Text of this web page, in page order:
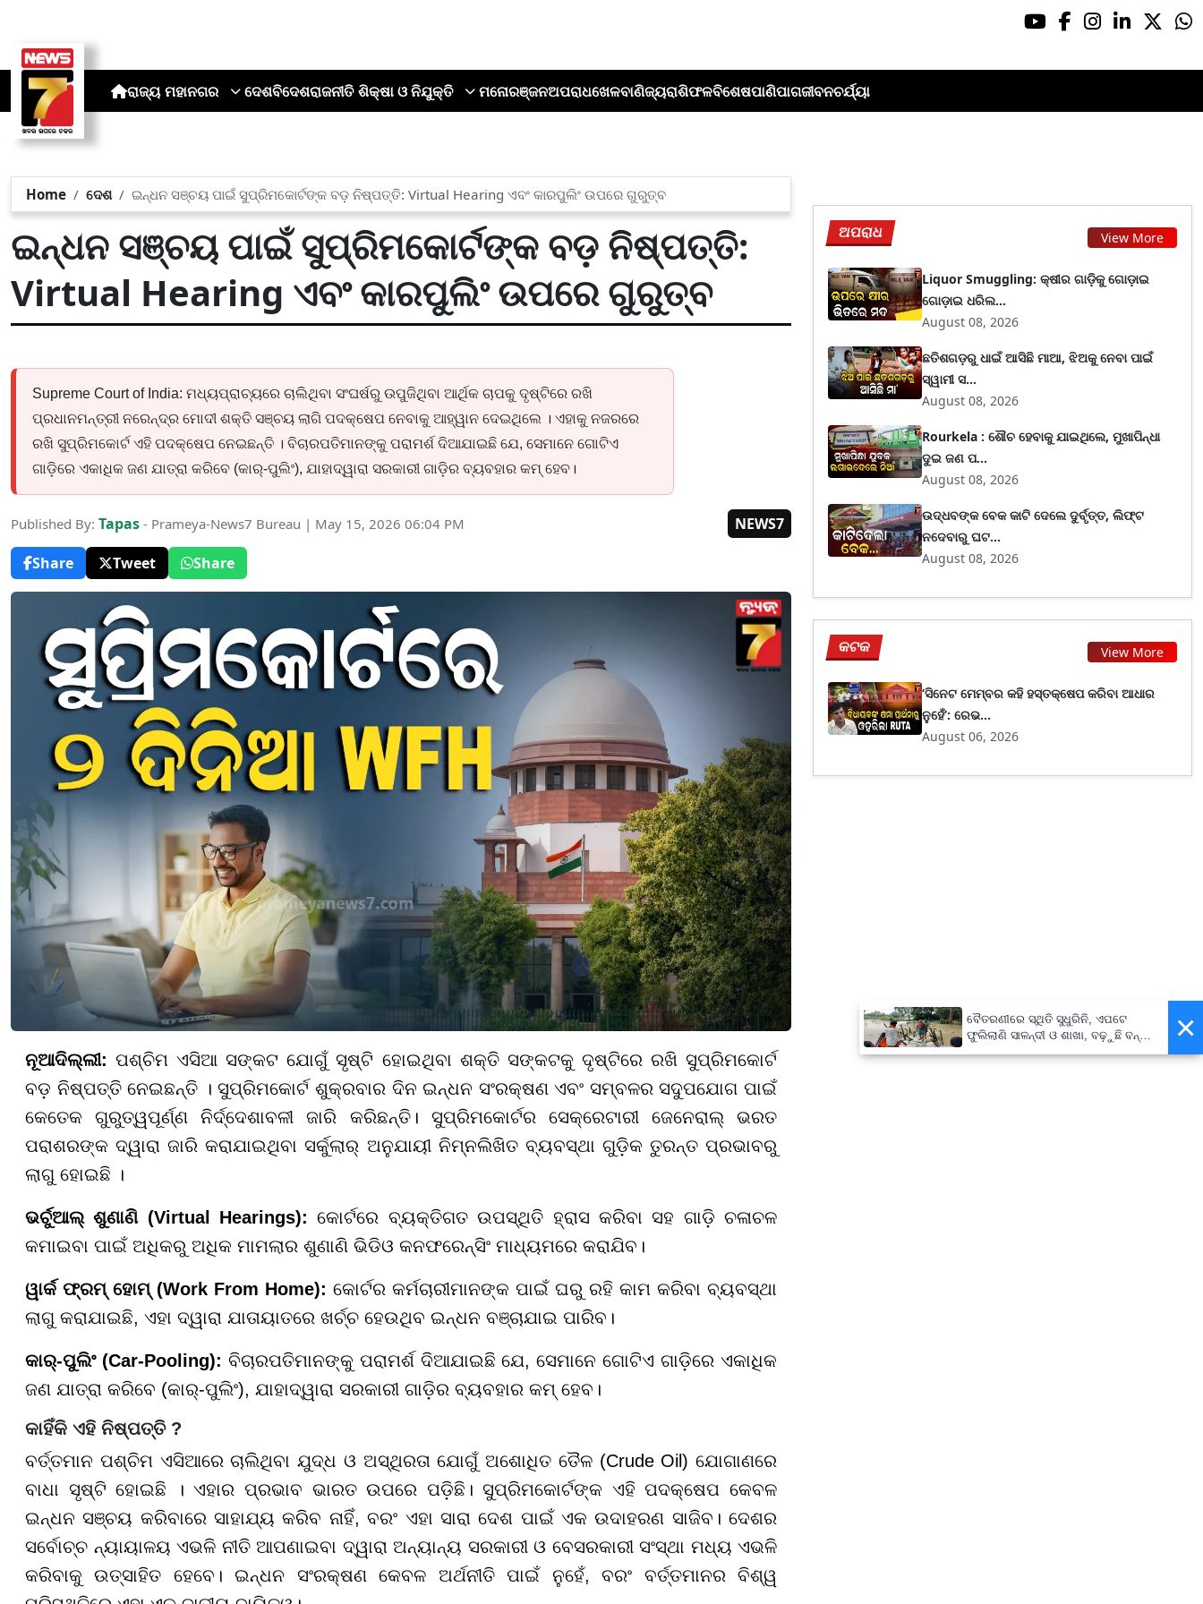
ରାଜ୍ୟ ମହାନଗର ଦେଶବିଦେଶରାଜନୀତି ଶିକ୍ଷା ଓ ନିଯୁକ୍ତି ମନୋରଞ୍ଜନଅପରାଧଖେଳବାଣିଜ୍ୟରାଶିଫଳବିଶେଷପାଣିପାଗଜୀବନଚର୍ଯ୍ୟା
Home ଦେଶ ଇନ୍ଧନ ସଞ୍ଚୟ ପାଇଁ ସୁପ୍ରିମକୋର୍ଟଙ୍କ ବଡ଼ ନିଷ୍ପତ୍ତି: Virtual Hearing ଏବଂ କାରପୁଲିଂ ଉପରେ ଗୁରୁତ୍ବ
ଇନ୍ଧନ ସଞ୍ଚୟ ପାଇଁ ସୁପ୍ରିମକୋର୍ଟଙ୍କ ବଡ଼ ନିଷ୍ପତ୍ତି:
Virtual Hearing ଏବଂ କାରପୁଲିଂ ଉପରେ ଗୁରୁତ୍ବ
Supreme Court of India: ମଧ୍ୟପ୍ରାଚ୍ୟରେ ଚାଲିଥିବା ସଂଘର୍ଷରୁ ଉପୁଜିଥିବା ଆର୍ଥିକ ଚାପକୁ ଦୃଷ୍ଟିରେ ରଖି
ପ୍ରଧାନମନ୍ତ୍ରୀ ନରେନ୍ଦ୍ର ମୋଦୀ ଶକ୍ତି ସଞ୍ଚୟ ଲାଗି ପଦକ୍ଷେପ ନେବାକୁ ଆହ୍ୱାନ ଦେଇଥିଲେ । ଏହାକୁ ନଜରରେ
ରଖି ସୁପ୍ରିମକୋର୍ଟ ଏହି ପଦକ୍ଷେପ ନେଇଛନ୍ତି । ବିଚାରପତିମାନଙ୍କୁ ପରାମର୍ଶ ଦିଆଯାଇଛି ଯେ, ସେମାନେ ଗୋଟିଏ
ଗାଡ଼ିରେ ଏକାଧିକ ଜଣ ଯାତ୍ରା କରିବେ (କାର୍-ପୁଲିଂ), ଯାହାଦ୍ୱାରା ସରକାରୀ ଗାଡ଼ିର ବ୍ୟବହାର କମ୍ ହେବ।
Published By: Tapas - Prameya-News7 Bureau | May 15, 2026 06:04 PM
NEWS7
Share
Tweet Share
ନୂଆଦିଲ୍ଲୀ:ପଶ୍ଚିମ ଏସିଆ ସଙ୍କଟ ଯୋଗୁଁ ସୃଷ୍ଟି ହୋଇଥିବା ଶକ୍ତି ସଙ୍କଟକୁ ଦୃଷ୍ଟିରେ ରଖି ସୁପ୍ରିମକୋର୍ଟ
ବଡ଼ ନିଷ୍ପତ୍ତି ନେଇଛନ୍ତି । ସୁପ୍ରିମକୋର୍ଟ ଶୁକ୍ରବାର ଦିନ ଇନ୍ଧନ ସଂରକ୍ଷଣ ଏବଂ ସମ୍ବଳର ସଦୁପଯୋଗ ପାଇଁ
କେତେକ ଗୁରୁତ୍ୱପୂର୍ଣ୍ଣ ନିର୍ଦ୍ଦେଶାବଳୀ ଜାରି କରିଛନ୍ତି। ସୁପ୍ରିମକୋର୍ଟର ସେକ୍ରେଟାରୀ ଜେନେରାଲ୍ ଭରତ
ପରାଶରଙ୍କ ଦ୍ୱାରା ଜାରି କରାଯାଇଥିବା ସର୍କୁଲାର୍ ଅନୁଯାୟୀ ନିମ୍ନଲିଖିତ ବ୍ୟବସ୍ଥା ଗୁଡ଼ିକ ତୁରନ୍ତ ପ୍ରଭାବରୁ
ଲାଗୁ ହୋଇଛି ।
ଭର୍ଚୁଆଲ୍ ଶୁଣାଣି (Virtual Hearings):କୋର୍ଟରେ ବ୍ୟକ୍ତିଗତ ଉପସ୍ଥିତି ହ୍ରାସ କରିବା ସହ ଗାଡ଼ି ଚଳାଚଳ
କମାଇବା ପାଇଁ ଅଧିକରୁ ଅଧିକ ମାମଲାର ଶୁଣାଣି ଭିଡିଓ କନଫରେନ୍ସିଂ ମାଧ୍ୟମରେ କରାଯିବ।
ୱାର୍କ ଫ୍ରମ୍ ହୋମ୍ (Work From Home): କୋର୍ଟର କର୍ମଚାରୀମାନଙ୍କ ପାଇଁ ଘରୁ ରହି କାମ କରିବା ବ୍ୟବସ୍ଥା
ଲାଗୁ କରାଯାଇଛି, ଏହା ଦ୍ୱାରା ଯାତାୟାତରେ ଖର୍ଚ୍ଚ ହେଉଥିବ ଇନ୍ଧନ ବଞ୍ଚାଯାଇ ପାରିବ।
କାର୍-ପୁଲିଂ (Car-Pooling): ବିଚାରପତିମାନଙ୍କୁ ପରାମର୍ଶ ଦିଆଯାଇଛି ଯେ, ସେମାନେ ଗୋଟିଏ ଗାଡ଼ିରେ ଏକାଧିକ
ଜଣ ଯାତ୍ରା କରିବେ (କାର୍-ପୁଲିଂ), ଯାହାଦ୍ୱାରା ସରକାରୀ ଗାଡ଼ିର ବ୍ୟବହାର କମ୍ ହେବ।
କାହିଁକି ଏହି ନିଷ୍ପତ୍ତି ?
ବର୍ତ୍ତମାନ ପଶ୍ଚିମ ଏସିଆରେ ଚାଲିଥିବା ଯୁଦ୍ଧ ଓ ଅସ୍ଥିରତା ଯୋଗୁଁ ଅଶୋଧିତ ତୈଳ (Crude Oil) ଯୋଗାଣରେ
ବାଧା ସୃଷ୍ଟି ହୋଇଛି । ଏହାର ପ୍ରଭାବ ଭାରତ ଉପରେ ପଡ଼ିଛି। ସୁପ୍ରିମକୋର୍ଟଙ୍କ ଏହି ପଦକ୍ଷେପ କେବଳ
ଇନ୍ଧନ ସଞ୍ଚୟ କରିବାରେ ସାହାଯ୍ୟ କରିବ ନାହିଁ, ବରଂ ଏହା ସାରା ଦେଶ ପାଇଁ ଏକ ଉଦାହରଣ ସାଜିବ। ଦେଶର
ସର୍ବୋଚ୍ଚ ନ୍ୟାୟାଳୟ ଏଭଳି ନୀତି ଆପଣାଇବା ଦ୍ୱାରା ଅନ୍ୟାନ୍ୟ ସରକାରୀ ଓ ବେସରକାରୀ ସଂସ୍ଥା ମଧ୍ୟ ଏଭଳି
କରିବାକୁ ଉତ୍ସାହିତ ହେବେ। ଇନ୍ଧନ ସଂରକ୍ଷଣ କେବଳ ଅର୍ଥନୀତି ପାଇଁ ନୁହେଁ, ବରଂ ବର୍ତ୍ତମାନର ବିଶ୍ୱ
ଅପରାଧ View More
Liquor Smuggling: କ୍ଷୀର ଗାଡ଼ିକୁ ଗୋଡ଼ାଇ
ଗୋଡ଼ାଇ ଧରିଲ...
August 08, 2026
ଛତିଶଗଡ଼ରୁ ଧାଇଁ ଆସିଛି ମାଆ, ଝିଅକୁ ନେବା ପାଇଁ
ସ୍ୱାମୀ ସ...
August 08, 2026
Rourkela : ଶୌଚ ହେବାକୁ ଯାଇଥିଲେ, ମୁଖାପିନ୍ଧା
ଦୁଇ ଜଣ ପ...
August 08, 2026
ଉଦ୍ଧବଙ୍କ ବେକ କାଟି ଦେଲେ ଦୁର୍ବୃତ୍ତ, ଲିଫ୍ଟ
ନଦେବାରୁ ଘଟ...
August 08, 2026
କଟକ View More
‘ସିନେଟ ମେମ୍ବର କହି ହସ୍ତକ୍ଷେପ କରିବା ଆଧାର
ନୁହେଁ’: ରେଭ...
August 06, 2026
×
ବୈତରଣୀରେ ସ୍ଥିତି ସୁଧୁରିନି, ଏପଟେ
ଫୁଲିଲାଣି ସାଳନ୍ଦୀ ଓ ଶାଖା, ବଢ଼ୁଛି ବନ୍ୟା